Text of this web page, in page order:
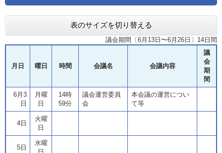
表のサイズを切り替える
議会期間〔6月13日〜6月26日〕14日間
月日 曜日 時間 会議名 会議内容
議
会
期
間
6月3
日
月曜
日
14時
59分
議会運営委員
会
本会議の運営につい
て等
4日
火曜
日
5日
水曜